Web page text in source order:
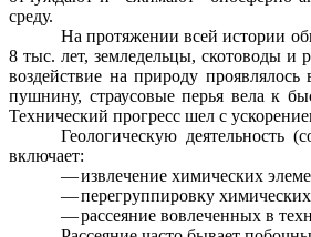
среду.
На протяжении всей истории
8 тыс. лет, земледельцы, скотоводы и
воздействие на природу
пушнину, страусовые перья вела к
Технический прогресс шел с
Геологическую деятельность
включает:
—извлечение химических
—перегруппировку
—рассеяние вовлеченных в